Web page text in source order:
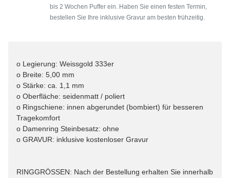
bis 2 Wochen Puffer ein. Haben Sie einen festen Termin,
bestellen Sie Ihre inklusive Gravur am besten frühzeitig.
o Legierung: Weissgold 333er
o Breite: 5,00 mm
o Stärke: ca. 1,1 mm
o Oberfläche: seidenmatt / poliert
o Ringschiene: innen abgerundet (bombiert) für besseren
Tragekomfort
o Damenring Steinbesatz: ohne
o GRAVUR: inklusive kostenloser Gravur
RINGGRÖSSEN: Nach der Bestellung erhalten Sie innerhalb